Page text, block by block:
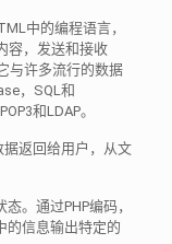
中的编程语言，
容，发送和接收
与许多流行的数据
，SQL和
和LDAP。
据返回给用户，从文
。通过PHP编码，
的信息输出特定的